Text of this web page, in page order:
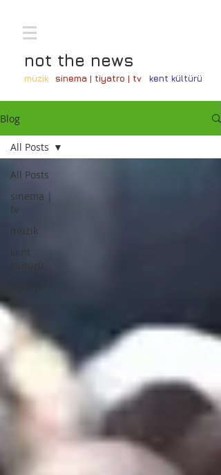
not the news
müzik sinema | tiyatro | tv kent kültürü
Blog
All Posts
sinema |
tv
müzik
kent
kültürü
All Posts